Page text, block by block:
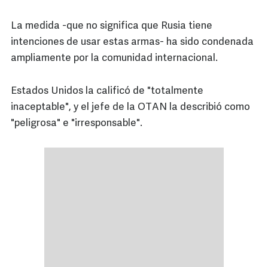
La medida -que no significa que Rusia tiene
intenciones de usar estas armas- ha sido condenada
ampliamente por la comunidad internacional.
Estados Unidos la calificó de "totalmente
inaceptable", y el jefe de la OTAN la describió como
"peligrosa" e "irresponsable".